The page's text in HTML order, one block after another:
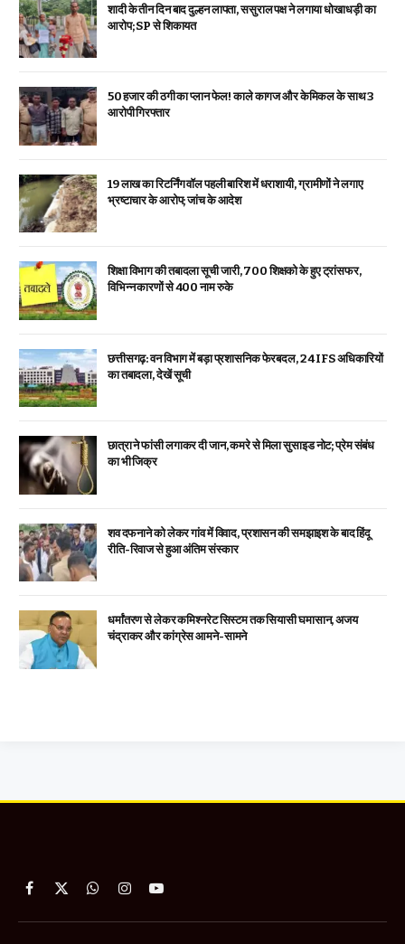
शादी के तीन दिन बाद दुल्हन लापता, ससुराल पक्ष ने लगाया धोखाधड़ी का
आरोप; SP से शिकायत
₹50 हजार की ठगी का प्लान फेल! काले कागज और केमिकल के साथ 3
आरोपी गिरफ्तार
19 लाख का रिटर्निंग वॉल पहली बारिश में धराशायी, ग्रामीणों ने लगाए
भ्रष्टाचार के आरोप; जांच के आदेश
शिक्षा विभाग की तबादला सूची जारी, 700 शिक्षको के हुए ट्रांसफर,
विभिन्न कारणों से 400 नाम रुके
छत्तीसगढ़: वन विभाग में बड़ा प्रशासनिक फेरबदल, 24 IFS अधिकारियों
का तबादला, देखें सूची
छात्रा ने फांसी लगाकर दी जान, कमरे से मिला सुसाइड नोट; प्रेम संबंध
का भी जिक्र
शव दफनाने को लेकर गांव में विवाद, प्रशासन की समझाइश के बाद हिंदू
रीति-रिवाज से हुआ अंतिम संस्कार
धर्मांतरण से लेकर कमिश्नरेट सिस्टम तक सियासी घमासान, अजय
चंद्राकर और कांग्रेस आमने-सामने
Facebook
X
WhatsApp
InstagramYouTube